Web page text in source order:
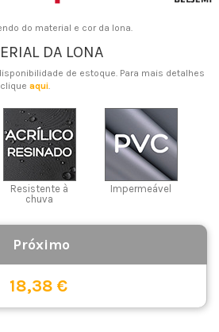
do material e cor da lona.
DA LONA
de estoque. Para mais detalhes
aqui.
Resistente à
chuva
Impermeável
18,38 €